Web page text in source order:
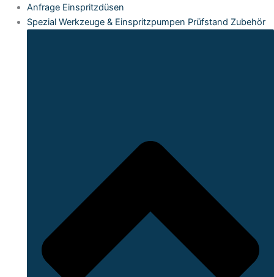
Anfrage Einspritzdüsen
Spezial Werkzeuge & Einspritzpumpen Prüfstand Zubehör